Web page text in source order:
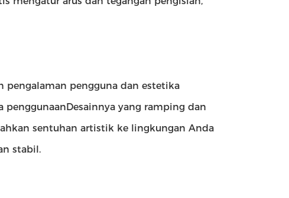
pengalaman pengguna dan estetika
yang ramping dan
sentuhan artistik ke lingkungan Anda
stabil.